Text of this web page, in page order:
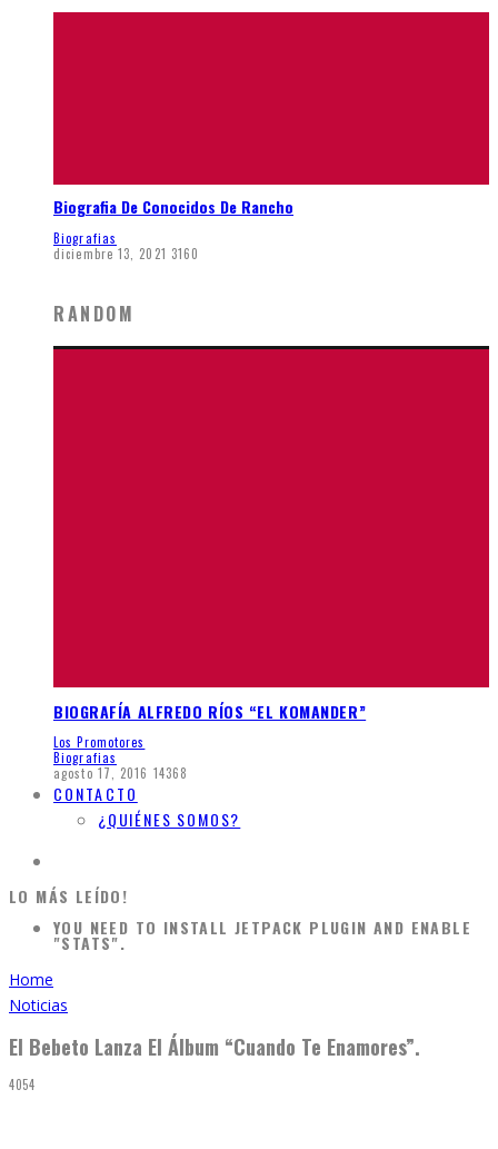
Biografia De Conocidos De Rancho
Biografias
diciembre 13, 2021 3160
RANDOM
BIOGRAFÍA ALFREDO RÍOS “EL KOMANDER”
Los Promotores
Biografias
agosto 17, 2016 14368
CONTACTO
¿QUIÉNES SOMOS?
LO MÁS LEÍDO!
YOU NEED TO INSTALL JETPACK PLUGIN AND ENABLE
"STATS".
Home
Noticias
El Bebeto Lanza El Álbum “Cuando Te Enamores”.
4054